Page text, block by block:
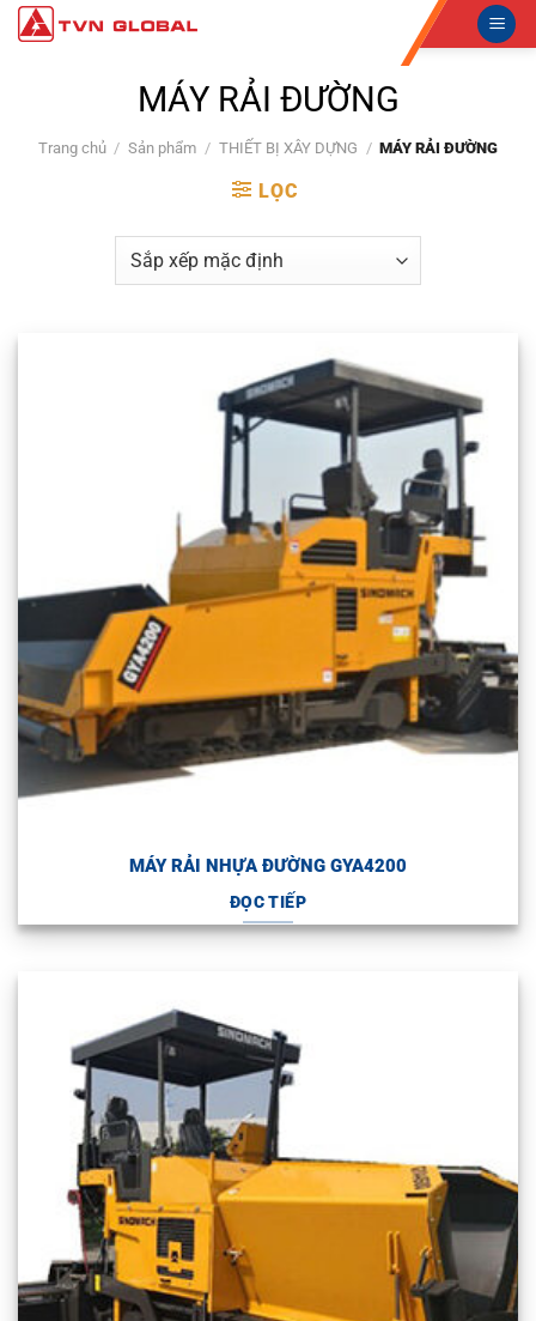
Skip
MÁY RẢI ĐƯỜNG
Trang chủ / Sản phẩm / THIẾT BỊ XÂY DỰNG / MÁY RẢI ĐƯỜNG
LỌC
MÁY RẢI NHỰA ĐƯỜNG GYA4200
ĐỌC TIẾP